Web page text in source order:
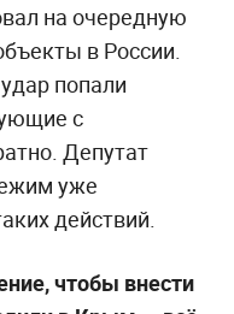
на очередную
в России.
попали
с
Депутат
уже
действий.
чтобы внести